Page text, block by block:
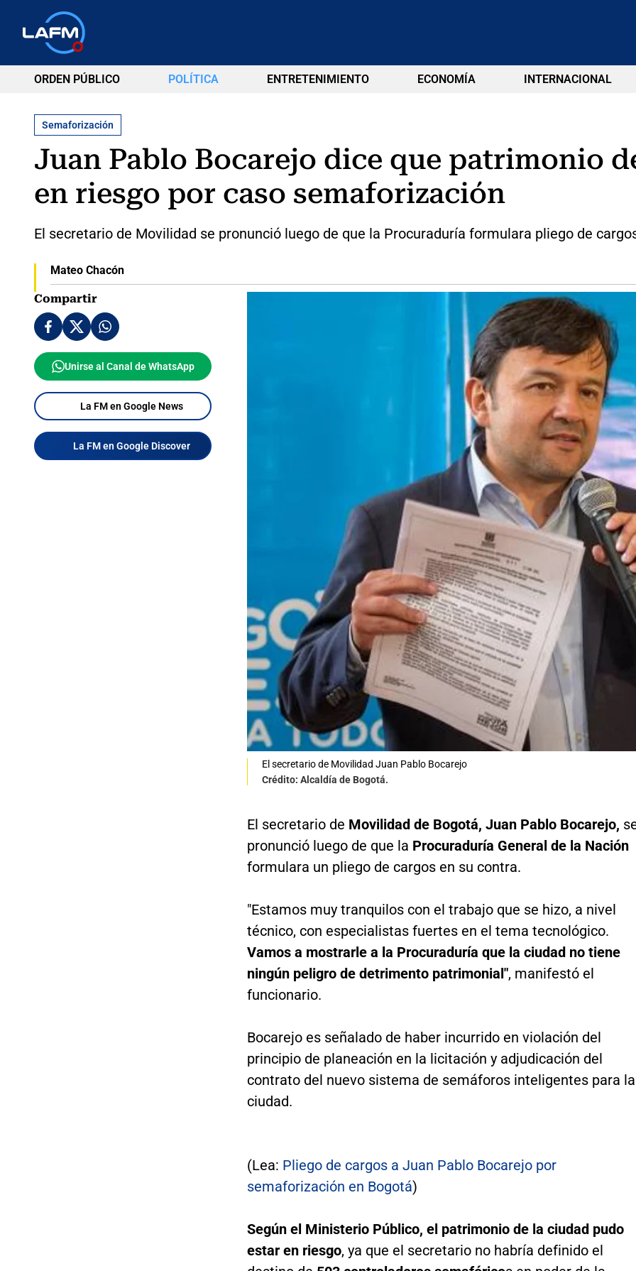
ORDEN PÚBLICO POLÍTICA ENTRETENIMIENTO ECONOMÍA INTERNACIONAL
Semaforización
Juan Pablo Bocarejo dice que patrimonio
en riesgo por caso semaforización
El secretario de Movilidad se pronunció luego de que la Procuraduría formulara pliego de
Mateo Chacón
Compartir
Unirse al Canal de WhatsApp
La FM en Google News
La FM en Google Discover
El secretario de Movilidad Juan Pablo Bocarejo
Crédito: Alcaldía de Bogotá.
El secretario de Movilidad de Bogotá, Juan Pablo Bocarejo,
pronunció luego de que la Procuraduría General de la Nación
formulara un pliego de cargos en su contra.
"Estamos muy tranquilos con el trabajo que se hizo, a nivel
técnico, con especialistas fuertes en el tema tecnológico.
Vamos a mostrarle a la Procuraduría que la ciudad no tiene
ningún peligro de detrimento patrimonial", manifestó el
funcionario.
Bocarejo es señalado de haber incurrido en violación del
principio de planeación en la licitación y adjudicación del
contrato del nuevo sistema de semáforos inteligentes para la
ciudad.
(Lea: Pliego de cargos a Juan Pablo Bocarejo por
semaforización en Bogotá)
Según el Ministerio Público, el patrimonio de la ciudad pudo
estar en riesgo, ya que el secretario no habría definido el